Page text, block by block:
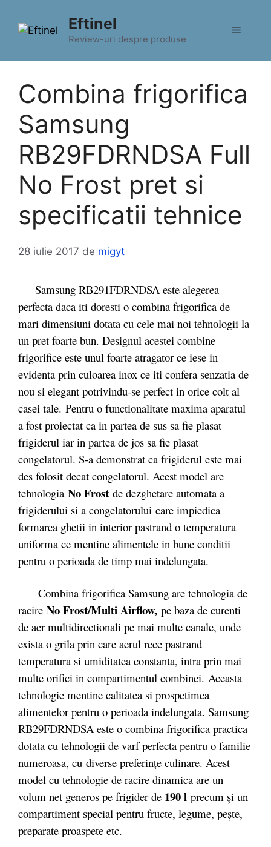
conținut
Eftinel
Review-uri despre produse
Meniu
Combina frigorifica
Samsung
RB29FDRNDSA Full
No Frost pret si
specificatii tehnice
28 iulie 2017 de migyt
Samsung RB291FDRNDSA este alegerea
perfecta daca iti doresti o combina frigorifica de
mari dimensiuni dotata cu cele mai noi tehnologii la
un pret foarte bun. Designul acestei combine
frigorifice este unul foarte atragator ce iese in
evidenta prin culoarea inox ce iti confera senzatia de
nou si elegant potrivindu-se perfect in orice colt al
casei tale. Pentru o functionalitate maxima aparatul
a fost proiectat ca in partea de sus sa fie plasat
frigiderul iar in partea de jos sa fie plasat
congelatorul. S-a demonstrat ca frigiderul este mai
des folosit decat congelatorul. Acest model are
tehnologia No Frost de dezghetare automata a
frigiderului si a congelatorului care impiedica
formarea ghetii in interior pastrand o temperatura
uniforma ce mentine alimentele in bune conditii
pentru o perioada de timp mai indelungata.
Combina frigorifica Samsung are tehnologia de
racire No Frost/Multi Airflow, pe baza de curenti
de aer multidirectionali pe mai multe canale, unde
exista o grila prin care aerul rece pastrand
temperatura si umiditatea constanta, intra prin mai
multe orifici in compartimentul combinei. Aceasta
tehnologie mentine calitatea si prospetimea
alimentelor pentru o perioada indelungata. Samsung
RB29FDRNDSA este o combina frigorifica practica
dotata cu tehnologii de varf perfecta pentru o familie
numeroasa, cu diverse preferințe culinare. Acest
model cu tehnologie de racire dinamica are un
volum net generos pe frigider de 190 l precum și un
compartiment special pentru fructe, legume, pește,
preparate proaspete etc.